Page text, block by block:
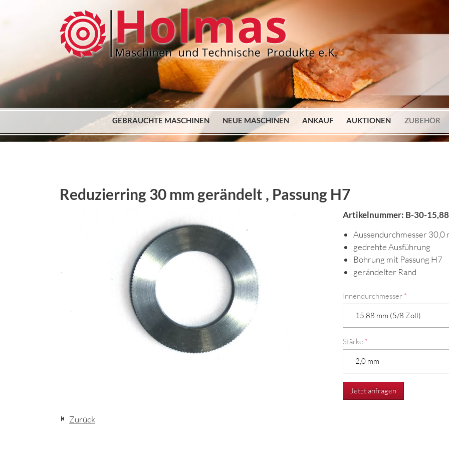
GEBRAUCHTE MASCHINEN NEUE MASCHINEN ANKAUF AUKTIONEN ZUBEHÖR
Reduzierring 30 mm gerändelt , Passung H7
Artikelnummer: B-30-
Aussendurchmesser 30,0
gedrehte Ausführung
Bohrung mit Passung H7
gerändelter Rand
Innendurchmesser *
Stärke *
Jetzt anfragen
Zurück